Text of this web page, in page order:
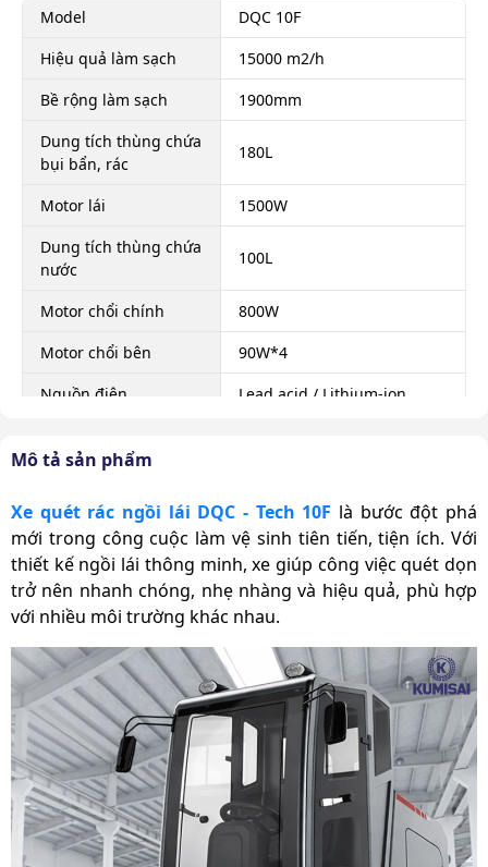
Mô tả sản phẩm
Xe quét rác ngồi lái DQC - Tech 10F là bước đột phá
mới trong công cuộc làm vệ sinh tiên tiến, tiện ích. Với
thiết kế ngồi lái thông minh, xe giúp công việc quét dọn
trở nên nhanh chóng, nhẹ nhàng và hiệu quả, phù hợp
với nhiều môi trường khác nhau.
Model
DQC 10F
Hiệu quả làm sạch
15000 m2/h
Bề rộng làm sạch
1900mm
Dung tích thùng chứa
bụi bẩn, rác
180L
Motor lái
1500W
Dung tích thùng chứa
nước
100L
Motor chổi chính
800W
Motor chổi bên
90W*4
Nguồn điện
Lead acid / Lithium-ion
Loại bánh xe
Động cơ
Điện
Thời gian bảo hành
xe
2 năm
Xuất xứ Chính hãng